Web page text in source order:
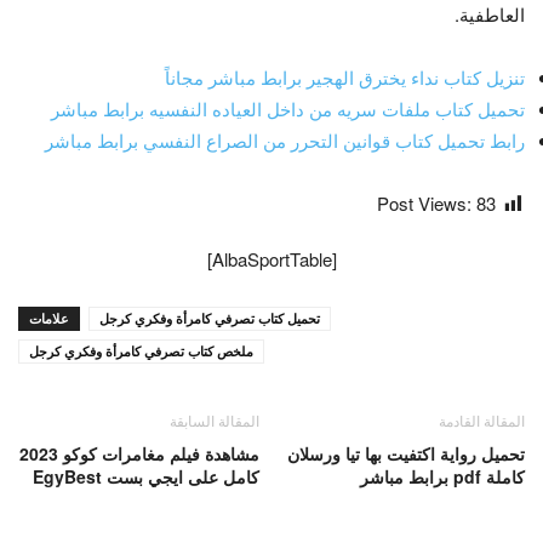
العاطفية.
تنزيل كتاب نداء يخترق الهجير برابط مباشر مجاناً
تحميل كتاب ملفات سريه من داخل العياده النفسيه برابط مباشر
رابط تحميل كتاب قوانين التحرر من الصراع النفسي برابط مباشر
Post Views: 83
[AlbaSportTable]
علامات
تحميل كتاب تصرفي كامرأة وفكري كرجل
ملخص كتاب تصرفي كامرأة وفكري كرجل
المقالة السابقة
مشاهدة فيلم مغامرات كوكو 2023
كامل على ايجي بست EgyBest
المقالة القادمة
تحميل رواية اكتفيت بها تيا ورسلان
كاملة pdf برابط مباشر